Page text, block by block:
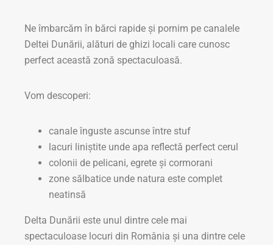
Ne îmbarcăm în bărci rapide și pornim pe canalele
Deltei Dunării, alături de ghizi locali care cunosc
perfect această zonă spectaculoasă.
Vom descoperi:
canale înguste ascunse între stuf
lacuri liniștite unde apa reflectă perfect cerul
colonii de pelicani, egrete și cormorani
zone sălbatice unde natura este complet
neatinsă
Delta Dunării este unul dintre cele mai
spectaculoase locuri din România și una dintre cele